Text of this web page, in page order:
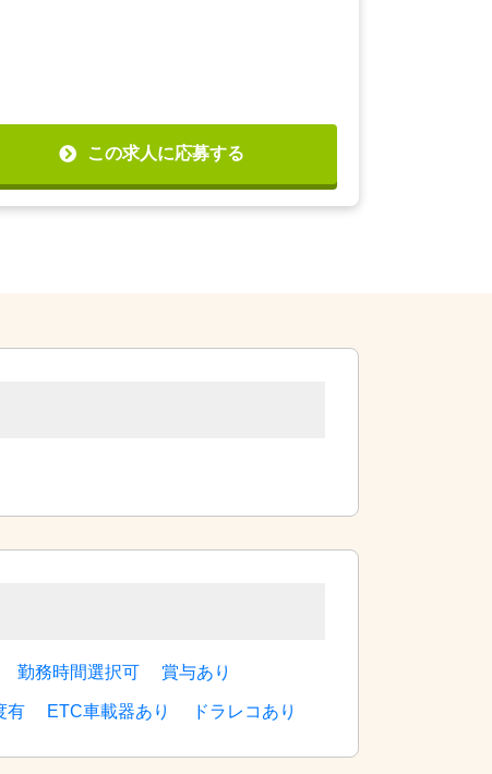
この求人に応募する
勤務時間選択可 賞与あり
有 ETC車載器あり ドラレコあり